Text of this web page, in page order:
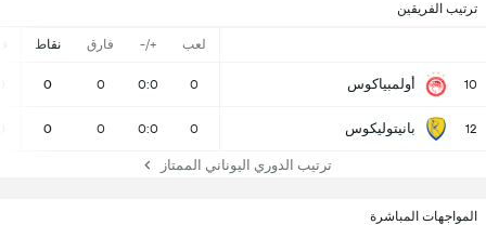
ترتيب الفريقين
لعب +/- فارق نقاط
10 أولمبياكوس 0
0:0
0
0
12 بانيتوليكوس 0
0:0
0
0
ترتيب الدوري اليوناني الممتاز
المواجهات المباشرة